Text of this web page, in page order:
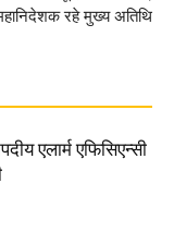
रहे मुख्य अतिथि
एलार्म एफिसिएन्सी